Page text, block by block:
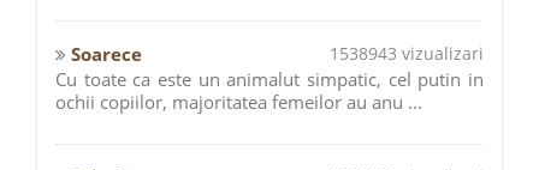
Soarece 1538943 vizualizari
Cu toate ca este un animalut simpatic, cel putin in
ochii copiilor, majoritatea femeilor au anu ...